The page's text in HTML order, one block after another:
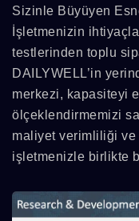
Sizinle Büyüyen
İşletmenizin
testlerinden toplu
DAILYWELL’in
merkezi, kapasiteyi
ölçeklendirmemizi
maliyet verimliliği
işletmenizle birlikte